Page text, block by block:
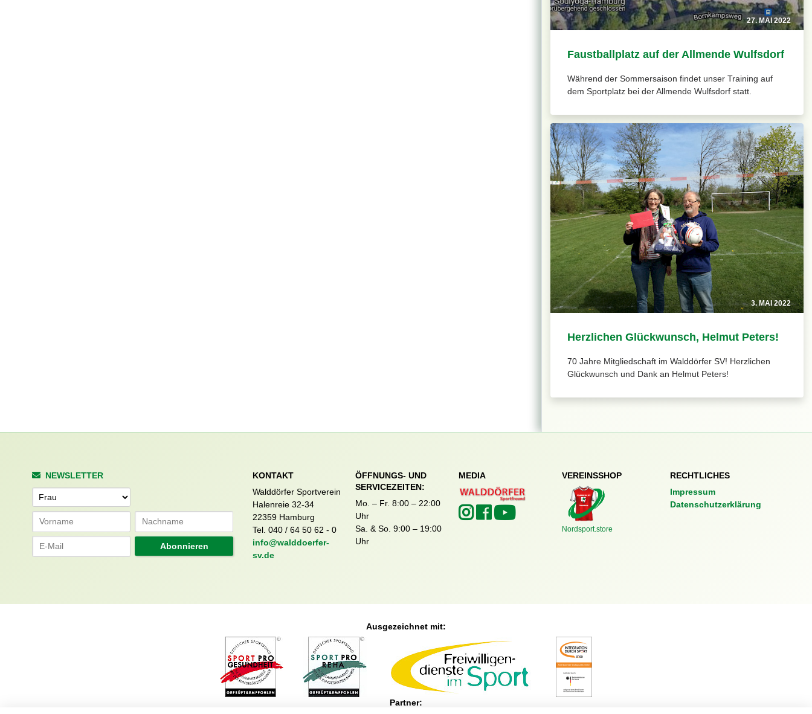
27. MAI 2022
Faustballplatz auf der Allmende Wulfsdorf
Während der Sommersaison findet unser Training auf
dem Sportplatz bei der Allmende Wulfsdorf statt.
3. MAI 2022
Herzlichen Glückwunsch, Helmut Peters!
70 Jahre Mitgliedschaft im Walddörfer SV! Herzlichen
Glückwunsch und Dank an Helmut Peters!
NEWSLETTER
Anrede
Abonnieren
KONTAKT
Walddörfer Sportverein
Halenreie 32-34
22359 Hamburg
Tel. 040 / 64 50 62 - 0
info@walddoerfer-
sv.de
ÖFFNUNGS- UND
SERVICEZEITEN:
Mo. – Fr. 8:00 – 22:00
Uhr
Sa. & So. 9:00 – 19:00
Uhr
MEDIA VEREINSSHOP
Nordsport.store
RECHTLICHES
Impressum
Datenschutzerklärung
Ausgezeichnet mit:
Partner: